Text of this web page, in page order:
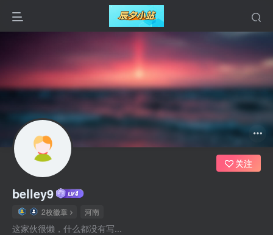
belley9
2枚徽章 河南
这家伙很懒，什么都没有写...
关注
Telegram频道，欢迎加入!